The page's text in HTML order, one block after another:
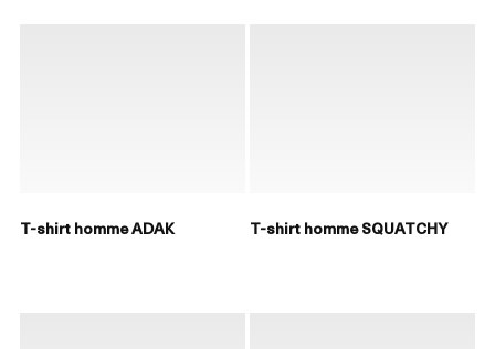
T-shirt homme ADAK T-shirt homme SQUATCHY